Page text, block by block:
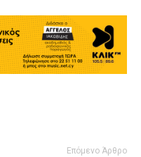
Επόμενο Άρθρο